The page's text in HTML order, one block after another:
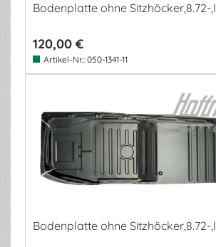
Bodenplatte ohne Sitzhöcker,8.72-
120,00 €
Artikel-Nr.: 050-1341-11
Bodenplatte ohne Sitzhöcker,8.72-